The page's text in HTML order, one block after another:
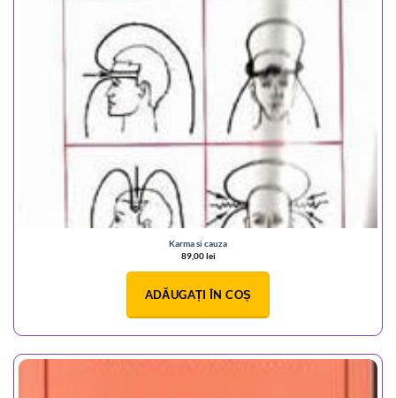
Karma si cauza
89,00lei
ADĂUGAȚI ÎN COȘ